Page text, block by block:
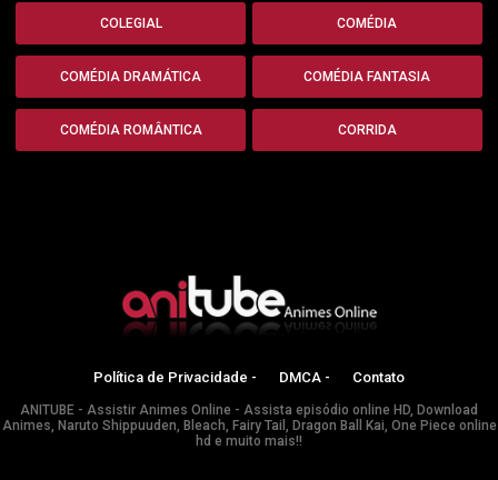
COLEGIAL COMÉDIA
COMÉDIA DRAMÁTICA COMÉDIA FANTASIA
COMÉDIA ROMÂNTICA CORRIDA
Política de Privacidade - DMCA - Contato
ANITUBE - Assistir Animes Online - Assista episódio online HD, Download
Animes, Naruto Shippuuden, Bleach, Fairy Tail, Dragon Ball Kai, One Piece online
hd e muito mais!!